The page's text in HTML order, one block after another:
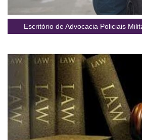
Escritório de Advocacia Policiais